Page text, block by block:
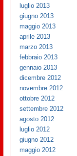
luglio 2013
giugno 2013
maggio 2013
aprile 2013
marzo 2013
febbraio 2013
gennaio 2013
dicembre 2012
novembre 2012
ottobre 2012
settembre 2012
agosto 2012
luglio 2012
giugno 2012
maggio 2012